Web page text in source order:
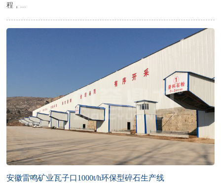
程，...
安徽雷鸣矿业瓦子口1000t/h环保型碎石生产线